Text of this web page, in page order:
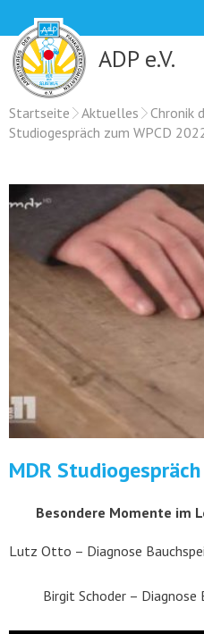
content
ADP e.V.
Startseite Aktuelles Chronik
Studiogespräch zum WPCD
MDR
Besondere Momente im
Lutz Otto – Diagnose
Birgit Schoder – Diagnose